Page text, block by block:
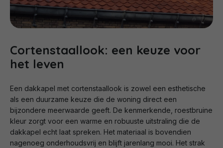
Cortenstaallook: een keuze voor
het leven
Een dakkapel met cortenstaallook is zowel een esthetische
als een duurzame keuze die de woning direct een
bijzondere meerwaarde geeft. De kenmerkende, roestbruine
kleur zorgt voor een warme en robuuste uitstraling die de
dakkapel echt laat spreken. Het materiaal is bovendien
nagenoeg onderhoudsvrij en blijft jarenlang mooi. Het strak